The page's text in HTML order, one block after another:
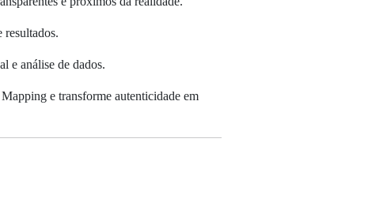
resultados.
e análise de dados.
e transforme autenticidade em